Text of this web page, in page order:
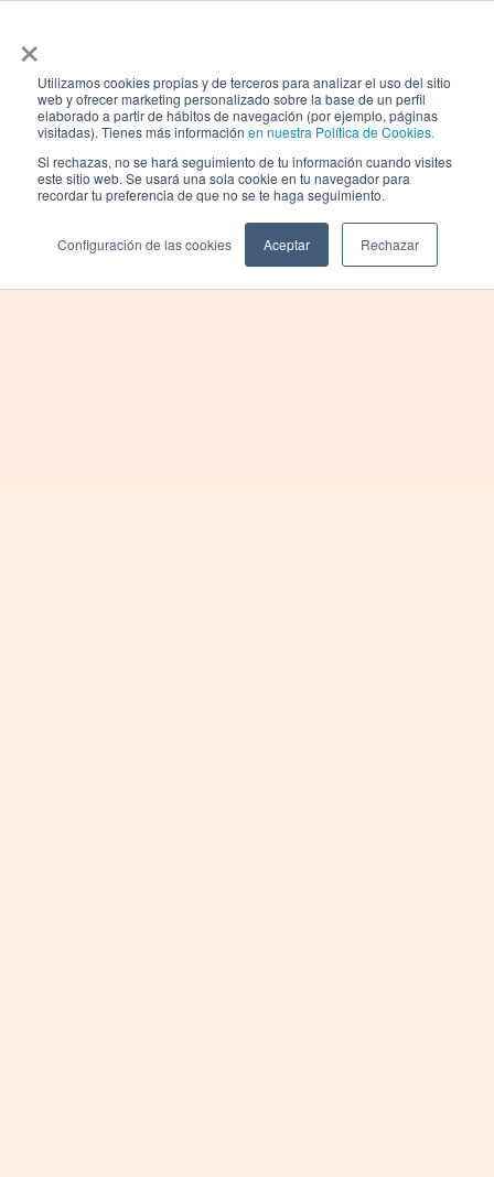
×
Utilizamos cookies propias y de terceros para analizar el uso del sitio
web y ofrecer marketing personalizado sobre la base de un perfil
elaborado a partir de hábitos de navegación (por ejemplo, páginas
visitadas). Tienes más información en nuestra Política de Cookies.
Si rechazas, no se hará seguimiento de tu información cuando visites
este sitio web. Se usará una sola cookie en tu navegador para
recordar tu preferencia de que no se te haga seguimiento.
Configuración de las cookies Aceptar Rechazar